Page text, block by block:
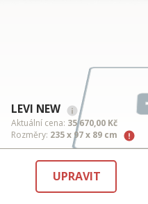
LEVI NEW
Aktuální cena: 35 670,00 Kč
Rozměry: 235 x 97 x 89 cm
UPRAVIT